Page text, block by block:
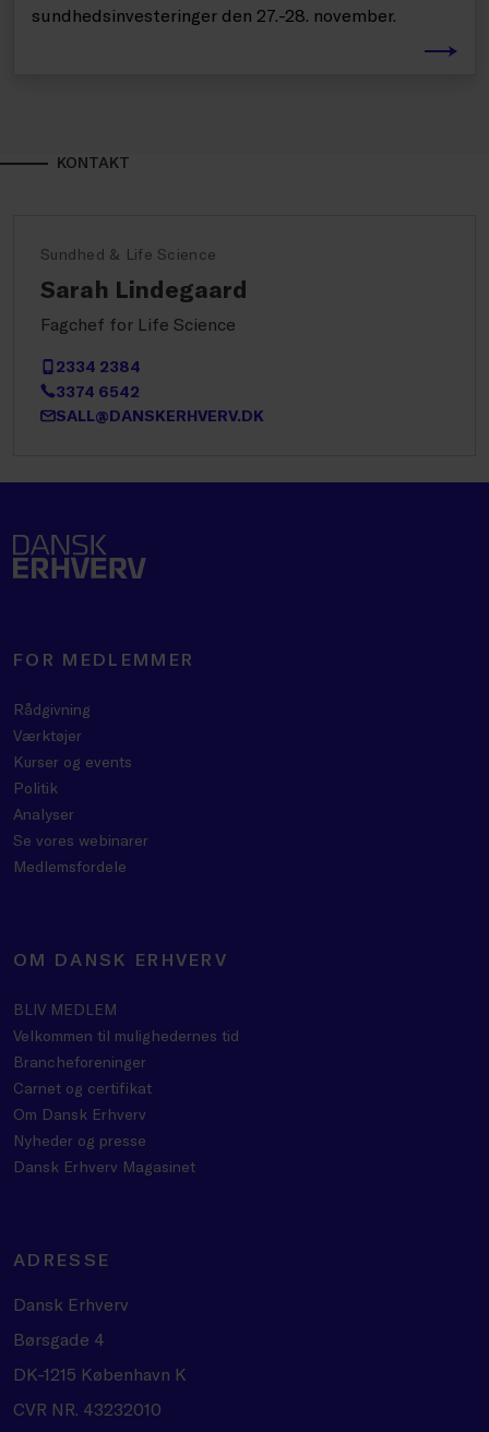
sundhedsinvesteringer den 27.-28. november.
KONTAKT
Sundhed & Life Science
Sarah Lindegaard
Fagchef for Life Science
2334 2384
3374 6542
SALL@DANSKERHVERV.DK
FOR MEDLEMMER
Rådgivning
Værktøjer
Kurser og events
Politik
Analyser
Se vores webinarer
Medlemsfordele
OM DANSK ERHVERV
BLIV MEDLEM
Velkommen til mulighedernes tid
Brancheforeninger
Carnet og certifikat
Om Dansk Erhverv
Nyheder og presse
Dansk Erhverv Magasinet
ADRESSE
Dansk Erhverv
Børsgade 4
DK-1215 København K
CVR NR. 43232010